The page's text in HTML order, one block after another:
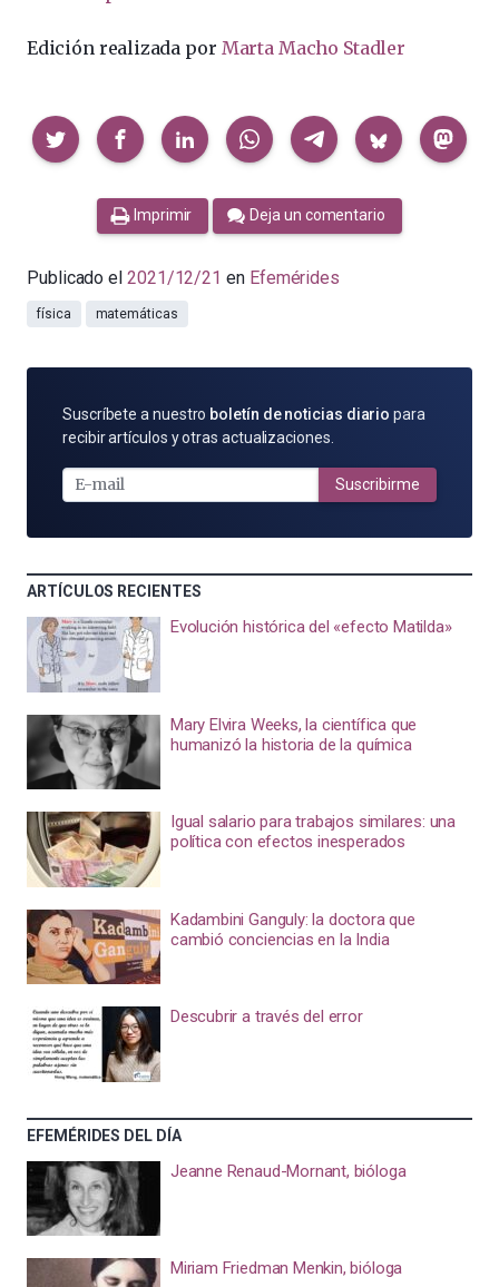
Edición realizada por Marta Macho Stadler
Compartir
Imprimir Deja un comentario
Publicado el 2021/12/21 en Efemérides
física matemáticas
SUSCRÍBETE
POR
MAIL
Suscríbete a nuestro boletín de noticias diario para
recibir artículos y otras actualizaciones.
Suscribirme
ARTÍCULOS RECIENTES
Evolución histórica del «efecto Matilda»
Mary Elvira Weeks, la científica que
humanizó la historia de la química
Igual salario para trabajos similares: una
política con efectos inesperados
Kadambini Ganguly: la doctora que
cambió conciencias en la India
Descubrir a través del error
EFEMÉRIDES DEL DÍA
Jeanne Renaud-Mornant, bióloga
Miriam Friedman Menkin, bióloga